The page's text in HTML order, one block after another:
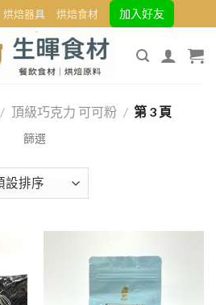
烘焙器具 烘焙食材 加入好友
/ 頂級巧克力 可可粉 / 第 3 頁